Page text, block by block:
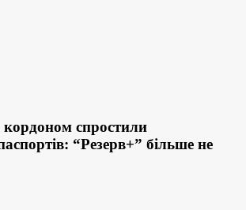
спростили
“Резерв+” більше не